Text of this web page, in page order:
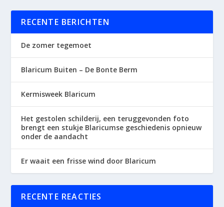
RECENTE BERICHTEN
De zomer tegemoet
Blaricum Buiten – De Bonte Berm
Kermisweek Blaricum
Het gestolen schilderij, een teruggevonden foto
brengt een stukje Blaricumse geschiedenis opnieuw
onder de aandacht
Er waait een frisse wind door Blaricum
RECENTE REACTIES